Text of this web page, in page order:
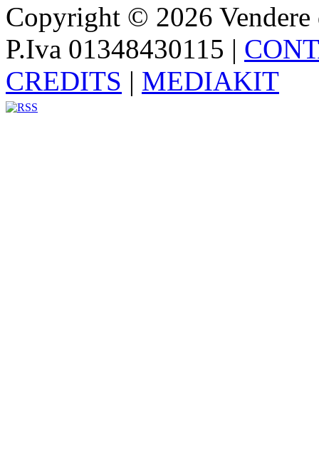
Copyright © 2026
P.Iva 01348430115 |
CREDITS | MEDIAKIT